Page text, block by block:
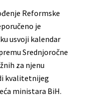
Reformske
je
usvoji kalendar
Srednjoročne
za njenu
kvalitetnijeg
ministara BiH.